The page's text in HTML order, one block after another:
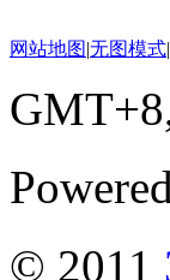
网站地图|无图模式|
© 2011